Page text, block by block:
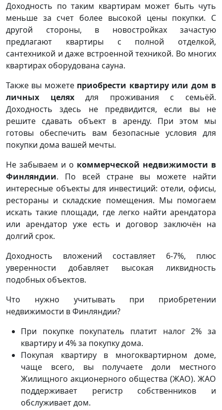
Доходность по таким квартирам может быть чуть
меньше за счет более высокой цены покупки. С
другой стороны, в новостройках зачастую
предлагают квартиры с полной отделкой,
сантехникой и даже встроенной техникой. Во многих
квартирах оборудована сауна.
Также вы можете приобрести квартиру или дом в
личных целяхдля проживания с семьёй.
Доходность здесь не предвидится, если вы не
решите сдавать объект в аренду. При этом мы
готовы обеспечить вам безопасные условия для
покупки дома вашей мечты.
Не забываем и о коммерческой недвижимости в
Финляндии. По всей стране вы можете найти
интересные объекты для инвестиций: отели, офисы,
рестораны и складские помещения. Мы помогаем
искать такие площади, где легко найти арендатора
или арендатор уже есть и договор заключён на
долгий срок.
Доходность вложений составляет 6-7%, плюс
уверенности добавляет высокая ликвидность
подобных объектов.
Что нужно учитывать при приобретении
недвижимости в Финляндии?
При покупке покупатель платит налог 2% за
квартиру и 4% за покупку дома.
Покупая квартиру в многоквартирном доме,
чаще всего, вы получаете доли местного
Жилищного акционерного общества (ЖАО). ЖАО
поддерживает регистр собственников и
обслуживает дом.